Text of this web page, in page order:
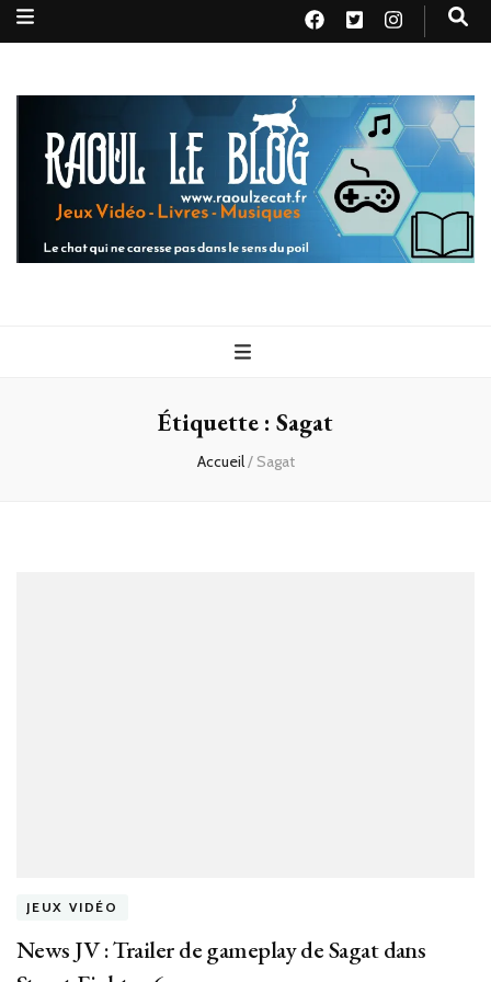
Raoul le
blog
Étiquette : Sagat
Accueil/ Sagat
JEUX VIDÉO
News JV : Trailer de gameplay de Sagat dans